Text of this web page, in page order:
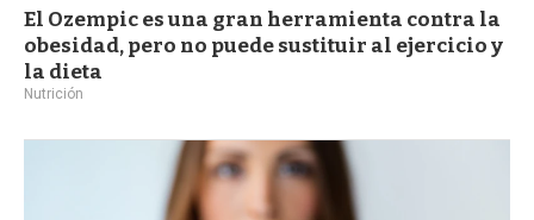
El Ozempic es una gran herramienta contra la
obesidad, pero no puede sustituir al ejercicio y
la dieta
Nutrición